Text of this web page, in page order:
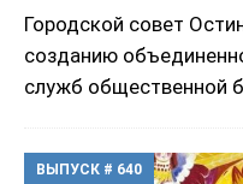
Городской совет
созданию
служб общественной
ВЫПУСК # 640